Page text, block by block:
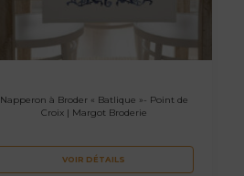
Napperon à Broder « Batlique »- Point de
Croix | Margot Broderie
VOIR DÉTAILS